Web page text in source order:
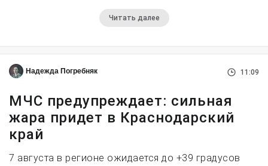
Читать далее
Надежда Погребняк 11:09
МЧС предупреждает: сильная
жара придет в Краснодарский
край
7 августа в регионе ожидается до +39 градусов